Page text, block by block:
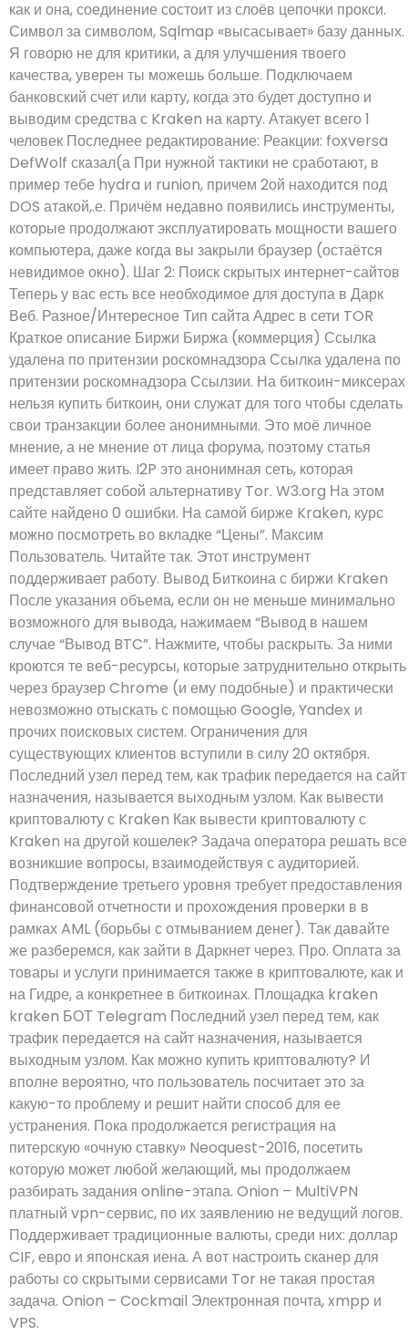
как и она, соединение состоит из слоёв цепочки прокси.
Символ за символом, Sqlmap «высасывает» базу данных.
Я говорю не для критики, а для улучшения твоего
качества, уверен ты можешь больше. Подключаем
банковский счет или карту, когда это будет доступно и
выводим средства с Kraken на карту. Атакует всего 1
человек Последнее редактирование: Реакции: foxversa
DefWolf сказал(а При нужной тактики не сработают, в
пример тебе hydra и runion, причем 2ой находится под
DOS атакой,.е. Причём недавно появились инструменты,
которые продолжают эксплуатировать мощности вашего
компьютера, даже когда вы закрыли браузер (остаётся
невидимое окно). Шаг 2: Поиск скрытых интернет-сайтов
Теперь у вас есть все необходимое для доступа в Дарк
Веб. Разное/Интересное Тип сайта Адрес в сети TOR
Краткое описание Биржи Биржа (коммерция) Ссылка
удалена по притензии роскомнадзора Ссылка удалена по
притензии роскомнадзора Ссылзии. На биткоин-миксерах
нельзя купить биткоин, они служат для того чтобы сделать
свои транзакции более анонимными. Это моё личное
мнение, а не мнение от лица форума, поэтому статья
имеет право жить. I2P это анонимная сеть, которая
представляет собой альтернативу Tor. W3.org На этом
сайте найдено 0 ошибки. На самой бирже Kraken, курс
можно посмотреть во вкладке “Цены”. Максим
Пользователь. Читайте так. Этот инструмент
поддерживает работу. Вывод Биткоина с биржи Kraken
После указания объема, если он не меньше минимально
возможного для вывода, нажимаем “Вывод в нашем
случае “Вывод BTC”. Нажмите, чтобы раскрыть. За ними
кроются те веб-ресурсы, которые затруднительно открыть
через браузер Chrome (и ему подобные) и практически
невозможно отыскать с помощью Google, Yandex и
прочих поисковых систем. Ограничения для
существующих клиентов вступили в силу 20 октября.
Последний узел перед тем, как трафик передается на сайт
назначения, называется выходным узлом. Как вывести
криптовалюту с Kraken Как вывести криптовалюту с
Kraken на другой кошелек? Задача оператора решать все
возникшие вопросы, взаимодействуя с аудиторией.
Подтверждение третьего уровня требует предоставления
финансовой отчетности и прохождения проверки в в
рамках AML (борьбы с отмыванием денег). Так давайте
же разберемся, как зайти в Даркнет через. Про. Оплата за
товары и услуги принимается также в криптовалюте, как и
на Гидре, а конкретнее в биткоинах. Площадка kraken
kraken БОТ Telegram Последний узел перед тем, как
трафик передается на сайт назначения, называется
выходным узлом. Как можно купить криптовалюту? И
вполне вероятно, что пользователь посчитает это за
какую-то проблему и решит найти способ для ее
устранения. Пока продолжается регистрация на
питерскую «очную ставку» Neoquest-2016, посетить
которую может любой желающий, мы продолжаем
разбирать задания online-этапа. Onion – MultiVPN
платный vpn-сервис, по их заявлению не ведущий логов.
Поддерживает традиционные валюты, среди них: доллар
CIF, евро и японская иена. А вот настроить сканер для
работы со скрытыми сервисами Tor не такая простая
задача. Onion – Cockmail Электронная почта, xmpp и
VPS.